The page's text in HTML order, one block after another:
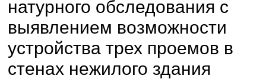
натурного обследования с
выявлением возможности
устройства трех проемов в
стенах нежилого здания